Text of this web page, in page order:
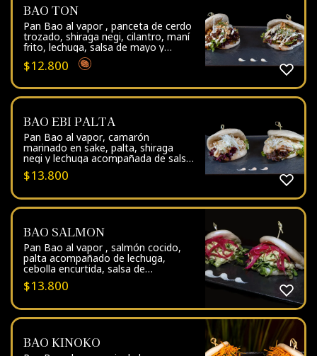
BAO TON
Pan Bao al vapor , panceta de cerdo
trozado, shiraga negi, cilantro, maní
frito, lechuga, salsa de mayo y
$12.800
BAO EBI PALTA
Pan Bao al vapor, camarón
marinado en sake, palta, shiraga
negi y lechuga acompañada de salsa
de mayonesa y leche.
$13.800
BAO SALMON
Pan Bao al vapor , salmón cocido,
palta acompañado de lechuga,
cebolla encurtida, salsa de
mayonesa, soya, cilantro y mostaza
$13.800
BAO KINOKO